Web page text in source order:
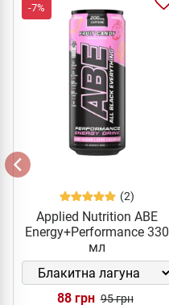
-7%
(2)
Applied Nutrition ABE
Energy+Performance 330
мл
88 грн 95 грн